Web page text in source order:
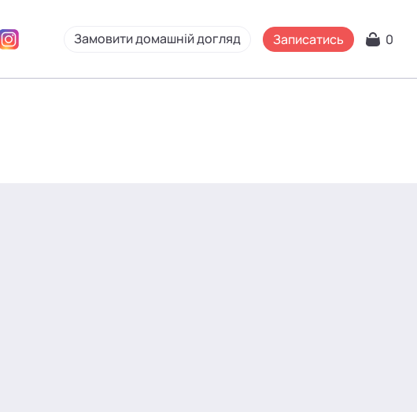
Замовити домашній догляд Записатись 0